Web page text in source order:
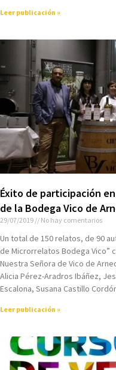
Leer publicación »
Éxito de participación
de la Bodega Vico de
29/07/2019 No hay comentarios
Un total de 150 relatos, de 90
de Microrrelatos Bodega Vico”
Nuestra Señora de Vico de
Alicia Pérez-Aradros Ibáñez,
Escalona, Susana Castillo
Leer publicación »